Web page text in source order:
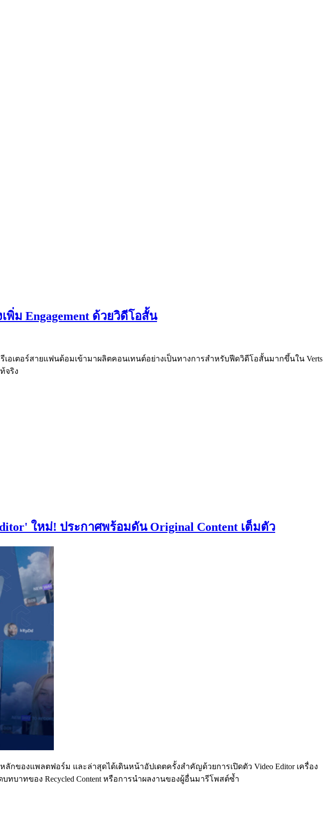
พิ่ม Engagement ด้วยวิดีโอสั้น
เอเตอร์สายแฟนด้อมเข้ามาผลิตคอนเทนต์อย่างเป็นทางการสำหรับฟีดวิดีโอสั้นมากขึ้นใน Verts
จริง
ใหม่! ประกาศพร้อมดัน Original Content เต็มตัว
องแพลตฟอร์ม และล่าสุดได้เดินหน้าอัปเดตครั้งสำคัญด้วยการเปิดตัว Video Editor เครื่อง
บาทของ Recycled Content หรือการนำผลงานของผู้อื่นมารีโพสต์ซ้ำ